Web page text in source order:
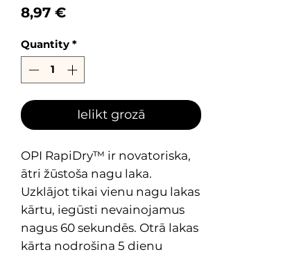
8,97 €Price
Quantity *
Ielikt grozā
OPI RapiDry™ ir novatoriska,
ātri žūstoša nagu laka.
Uzklājot tikai vienu nagu lakas
kārtu, iegūsti nevainojamus
nagus 60 sekundēs. Otrā lakas
kārta nodrošina 5 dienu